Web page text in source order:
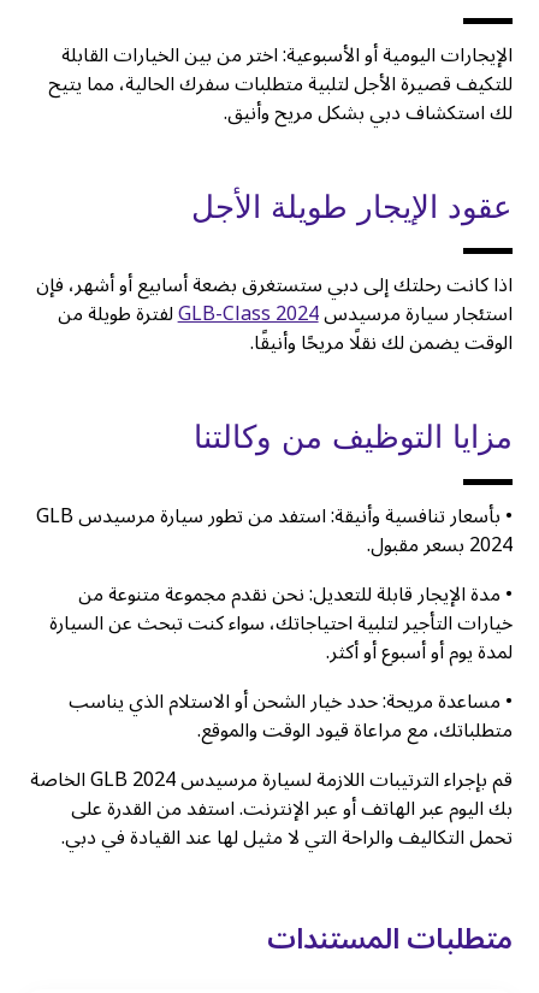
الإيجارات اليومية أو الأسبوعية: اختر من بين الخيارات القابلة
للتكيف قصيرة الأجل لتلبية متطلبات سفرك الحالية، مما يتيح
لك استكشاف دبي بشكل مريح وأنيق.
عقود الإيجار طويلة الأجل
اذا كانت رحلتك إلى دبي ستستغرق بضعة أسابيع أو أشهر، فإن
استئجار سيارة مرسيدسGLB-Class 2024لفترة طويلة من
الوقت يضمن لك نقلًا مريحًا وأنيقًا.
مزايا التوظيف من وكالتنا
• بأسعار تنافسية وأنيقة: استفد من تطور سيارة مرسيدس GLB
2024 بسعر مقبول.
• مدة الإيجار قابلة للتعديل: نحن نقدم مجموعة متنوعة من
خيارات التأجير لتلبية احتياجاتك، سواء كنت تبحث عن السيارة
لمدة يوم أو أسبوع أو أكثر.
• مساعدة مريحة: حدد خيار الشحن أو الاستلام الذي يناسب
متطلباتك، مع مراعاة قيود الوقت والموقع.
قم بإجراء الترتيبات اللازمة لسيارة مرسيدس GLB 2024 الخاصة
بك اليوم عبر الهاتف أو عبر الإنترنت. استفد من القدرة على
تحمل التكاليف والراحة التي لا مثيل لها عند القيادة في دبي.
متطلبات المستندات